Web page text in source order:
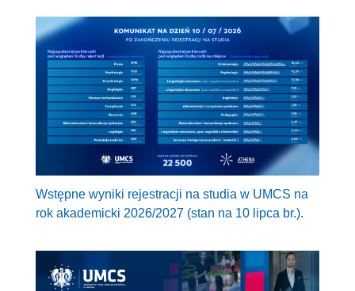
Wstępne wyniki rejestracji na studia w UMCS na
rok akademicki 2026/2027 (stan na 10 lipca br.).